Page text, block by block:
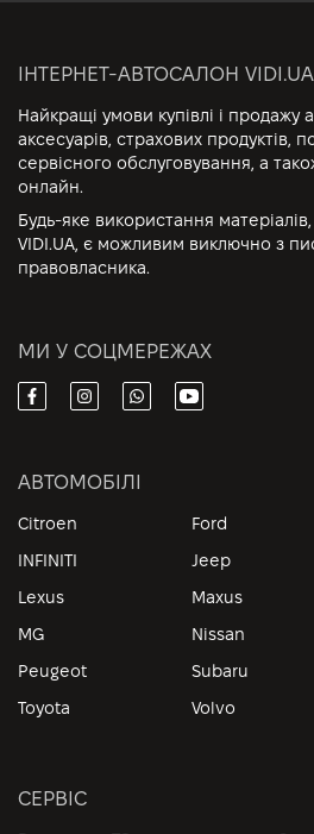
ІНТЕРНЕТ-АВТОСАЛОН VIDI.UA
Найкращі умови купівлі і продажу
аксесуарів, страхових продуктів,
сервісного обслуговування, а
онлайн.
Будь-яке використання
VIDI.UA, є можливим виключно з
правовласника.
МИ У СОЦМЕРЕЖАХ
АВТОМОБІЛІ
Citroen Ford
INFINITI
Jeep
Lexus
Maxus
MG
Nissan
Peugeot
Subaru
Toyota
Volvo
СЕРВІС